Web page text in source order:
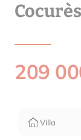
Cocurès
209
Villa